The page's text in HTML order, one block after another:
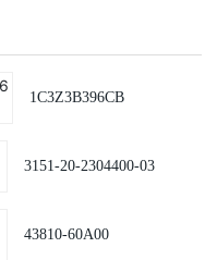
1C3Z3B396CB
3151-20-2304400-03
43810-60A00